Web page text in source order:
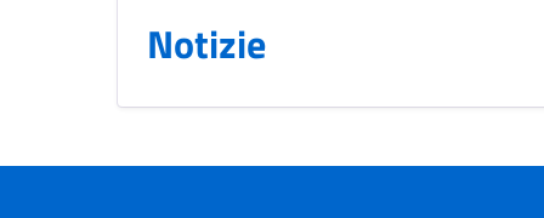
Notizie